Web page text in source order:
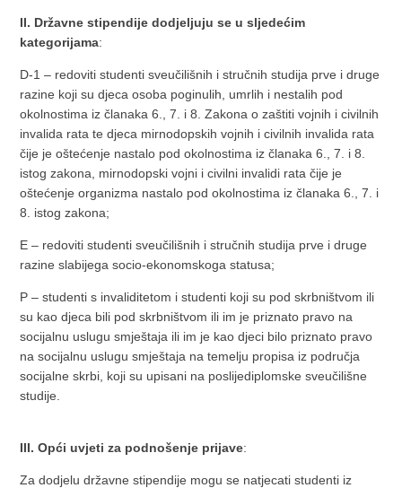
II. Državne stipendije dodjeljuju se u sljedećim
kategorijama:
D-1 – redoviti studenti sveučilišnih i stručnih studija prve i druge
razine koji su djeca osoba poginulih, umrlih i nestalih pod
okolnostima iz članaka 6., 7. i 8. Zakona o zaštiti vojnih i civilnih
invalida rata te djeca mirnodopskih vojnih i civilnih invalida rata
čije je oštećenje nastalo pod okolnostima iz članaka 6., 7. i 8.
istog zakona, mirnodopski vojni i civilni invalidi rata čije je
oštećenje organizma nastalo pod okolnostima iz članaka 6., 7. i
8. istog zakona;
E – redoviti studenti sveučilišnih i stručnih studija prve i druge
razine slabijega socio-ekonomskoga statusa;
P – studenti s invaliditetom i studenti koji su pod skrbništvom ili
su kao djeca bili pod skrbništvom ili im je priznato pravo na
socijalnu uslugu smještaja ili im je kao djeci bilo priznato pravo
na socijalnu uslugu smještaja na temelju propisa iz područja
socijalne skrbi, koji su upisani na poslijediplomske sveučilišne
studije.
III. Opći uvjeti za podnošenje prijave:
Za dodjelu državne stipendije mogu se natjecati studenti iz